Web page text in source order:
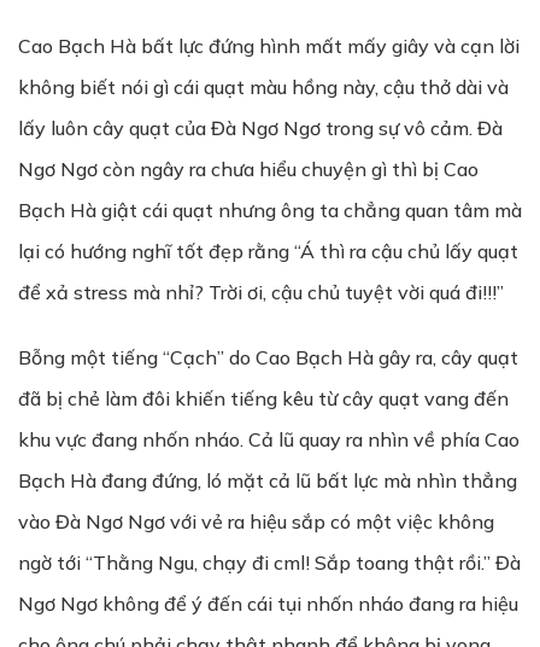
Cao Bạch Hà bất lực đứng hình mất mấy giây và cạn lời
không biết nói gì cái quạt màu hồng này, cậu thở dài và
lấy luôn cây quạt của Đà Ngơ Ngơ trong sự vô cảm. Đà
Ngơ Ngơ còn ngây ra chưa hiểu chuyện gì thì bị Cao
Bạch Hà giật cái quạt nhưng ông ta chẳng quan tâm mà
lại có hướng nghĩ tốt đẹp rằng “Á thì ra cậu chủ lấy quạt
để xả stress mà nhỉ? Trời ơi, cậu chủ tuyệt vời quá đi!!!”
Bỗng một tiếng “Cạch” do Cao Bạch Hà gây ra, cây quạt
đã bị chẻ làm đôi khiến tiếng kêu từ cây quạt vang đến
khu vực đang nhốn nháo. Cả lũ quay ra nhìn về phía Cao
Bạch Hà đang đứng, ló mặt cả lũ bất lực mà nhìn thẳng
vào Đà Ngơ Ngơ với vẻ ra hiệu sắp có một việc không
ngờ tới “Thằng Ngu, chạy đi cml! Sắp toang thật rồi.” Đà
Ngơ Ngơ không để ý đến cái tụi nhốn nháo đang ra hiệu